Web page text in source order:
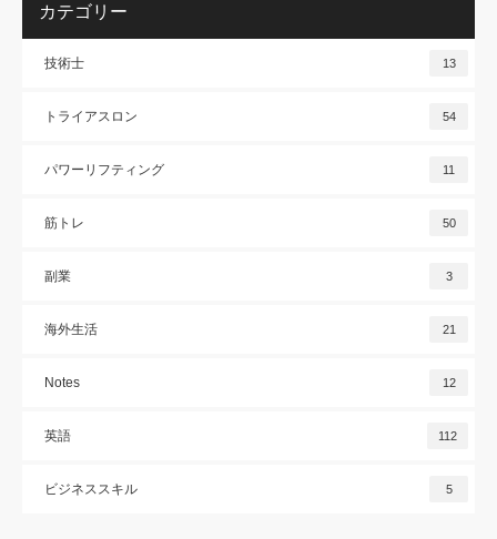
カテゴリー
技術士 13
トライアスロン 54
パワーリフティング 11
筋トレ 50
副業 3
海外生活 21
Notes 12
英語 112
ビジネススキル 5